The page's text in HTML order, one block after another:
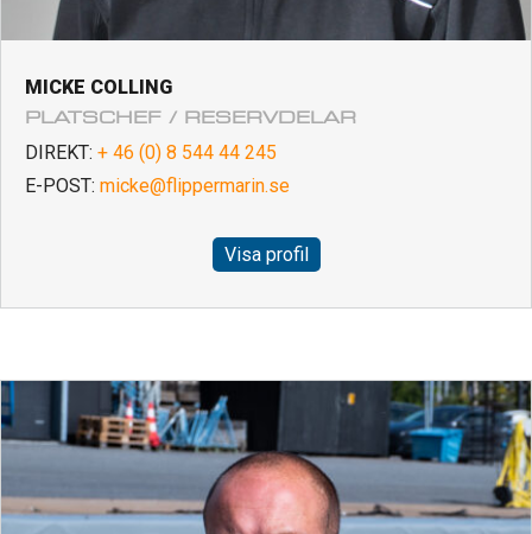
MICKE COLLING
PLATSCHEF / RESERVDELAR
DIREKT: + 46 (0) 8 544 44 245
E-POST: micke@flippermarin.se
Visa profil